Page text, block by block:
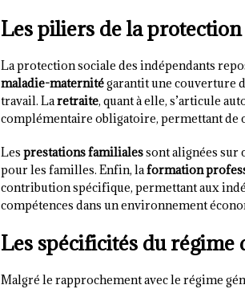
Les piliers de la
La protection sociale des indépendants
maladie-maternitégarantit une couverture
travail. Laretraite, quant à elle, s’articule
complémentaire obligatoire, permettant de
Les prestations familialessont alignées sur
pour les familles. Enfin, laformation
contribution spécifique, permettant aux
compétences dans un environnement
Les spécificités du régime
Malgré le rapprochement avec le régime